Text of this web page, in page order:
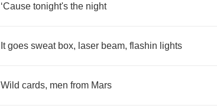
‘Cause tonight's the night
It goes sweat box, laser beam, flashin lights
Wild cards, men from Mars